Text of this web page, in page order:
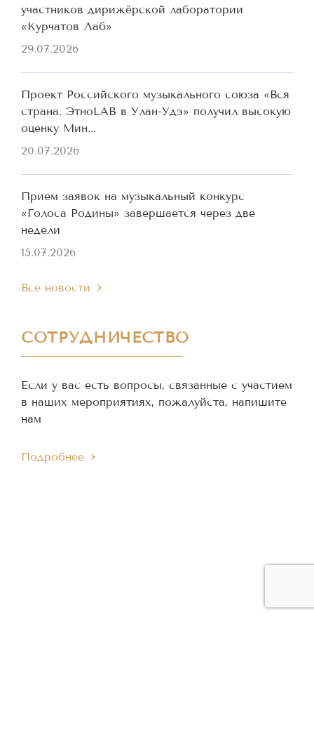
участников дирижёрской лаборатории
«Курчатов Лаб»
29.07.2026
Проект Российского музыкального союза «Вся
страна. ЭтноLAB в Улан-Удэ» получил высокую
оценку Мин...
20.07.2026
Прием заявок на музыкальный конкурс
«Голоса Родины» завершается через две
недели
15.07.2026
Все новости
СОТРУДНИЧЕСТВО
Если у вас есть вопросы, связанные с участием
в наших мероприятиях, пожалуйста, напишите
нам
Подробнее